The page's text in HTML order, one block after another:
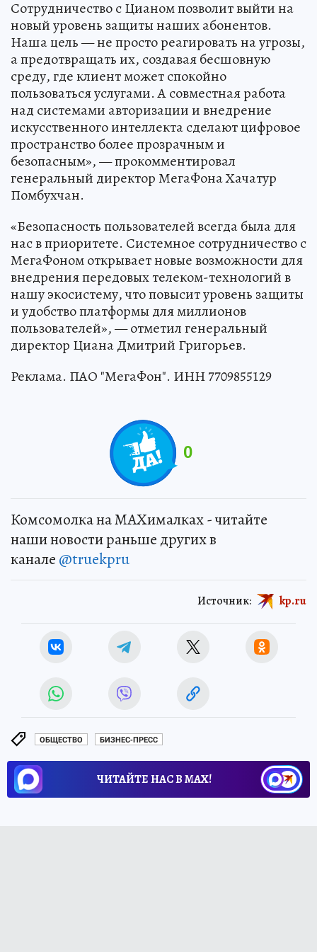
Сотрудничество с Цианом позволит выйти на
новый уровень защиты наших абонентов.
Наша цель — не просто реагировать на угрозы,
а предотвращать их, создавая бесшовную
среду, где клиент может спокойно
пользоваться услугами. А совместная работа
над системами авторизации и внедрение
искусственного интеллекта сделают цифровое
пространство более прозрачным и
безопасным», — прокомментировал
генеральный директор МегаФона Хачатур
Помбухчан.
«Безопасность пользователей всегда была для
нас в приоритете. Системное сотрудничество с
МегаФоном открывает новые возможности для
внедрения передовых телеком-технологий в
нашу экосистему, что повысит уровень защиты
и удобство платформы для миллионов
пользователей», — отметил генеральный
директор Циана Дмитрий Григорьев.
Реклама. ПАО "МегаФон". ИНН 7709855129
0
Комсомолка на MAXималках - читайте
наши новости раньше других в
канале @truekpru
Источник: kp.ru
ОБЩЕСТВО БИЗНЕС-ПРЕСС
ЧИТАЙТЕ НАС В МАХ!